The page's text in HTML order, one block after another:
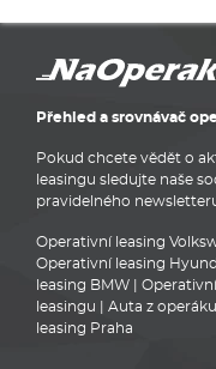
Přehled a srovnávač
Pokud chcete vědět o
leasingu sledujte naše
pravidelného
Operativní leasing
Operativní leasing
leasing BMW
leasingu
Auta z operáku
leasing Praha